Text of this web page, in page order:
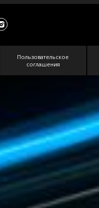
Пользовательское
соглашения